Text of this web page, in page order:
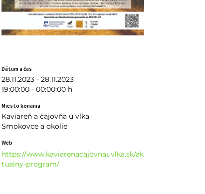
Dátum a čas
28.11.2023 - 28.11.2023
19:00:00 - 00:00:00 h
Miesto konania
Kaviareň a čajovňa u vlka
Smokovce a okolie
Web
https://www.kaviarenacajovnauvlka.sk/ak
tualny-program/